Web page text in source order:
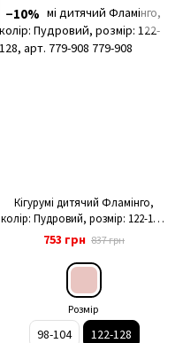
−10%
Кігурумі дитячий Фламінго,
колір: Пудровий, розмір: 122-128,
арт. 779-908
753 грн 837 грн
Розмір
98-104 122-128